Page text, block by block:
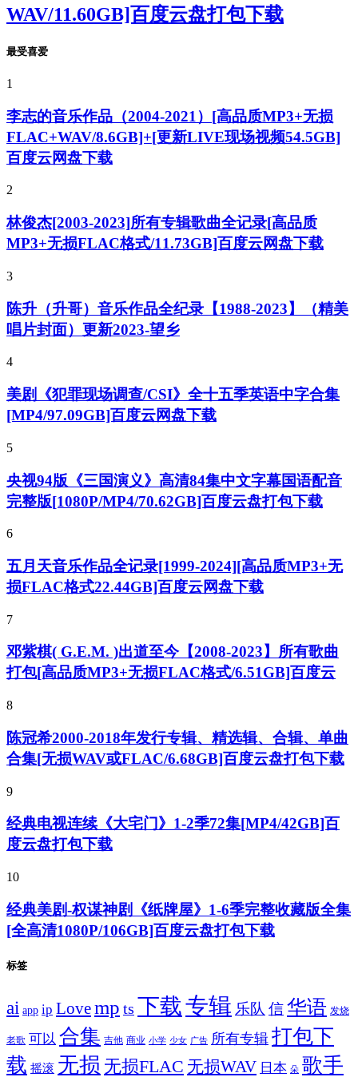
WAV/11.60GB]百度云盘打包下载
最受喜爱
1
李志的音乐作品（2004-2021）[高品质MP3+无损
FLAC+WAV/8.6GB]+[更新LIVE现场视频54.5GB]
百度云网盘下载
2
林俊杰[2003-2023]所有专辑歌曲全记录[高品质
MP3+无损FLAC格式/11.73GB]百度云网盘下载
3
陈升（升哥）音乐作品全纪录【1988-2023】（精美
唱片封面）更新2023-望乡
4
美剧《犯罪现场调查/CSI》全十五季英语中字合集
[MP4/97.09GB]百度云网盘下载
5
央视94版《三国演义》高清84集中文字幕国语配音
完整版[1080P/MP4/70.62GB]百度云盘打包下载
6
五月天音乐作品全记录[1999-2024][高品质MP3+无
损FLAC格式22.44GB]百度云网盘下载
7
邓紫棋( G.E.M. )出道至今【2008-2023】所有歌曲
打包[高品质MP3+无损FLAC格式/6.51GB]百度云
8
陈冠希2000-2018年发行专辑、精选辑、合辑、单曲
合集[无损WAV或FLAC/6.68GB]百度云盘打包下载
9
经典电视连续《大宅门》1-2季72集[MP4/42GB]百
度云盘打包下载
10
经典美剧-权谋神剧《纸牌屋》1-6季完整收藏版全集
[全高清1080P/106GB]百度云盘打包下载
标签
ai app ip Lovemp ts 下载专辑 乐队 信华语 发烧
老歌 可以 合集 吉他 商业 小学 少女 广告 所有专辑 打包下
载 摇滚 无损 无损FLAC 无损WAV 日本 朵 歌手